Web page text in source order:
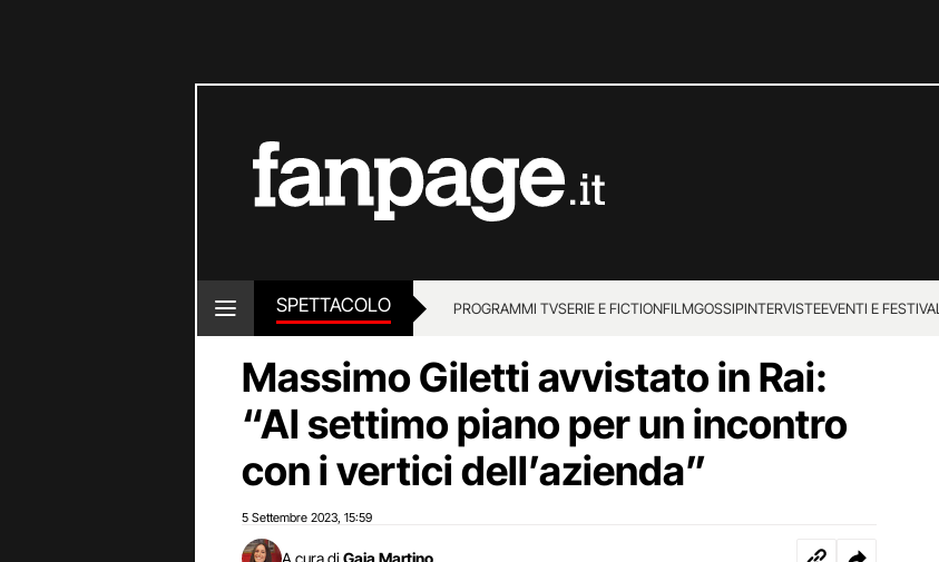
SPETTACOLO PROGRAMMI TVSERIE E FICTIONFILMGOSSIPINTERVISTEEVENTI E FESTIVAL
Massimo Giletti avvistato in Rai:
“Al settimo piano per un incontro
con i vertici dell’azienda”
5 Settembre 2023 15:59
A cura di Gaia Martino